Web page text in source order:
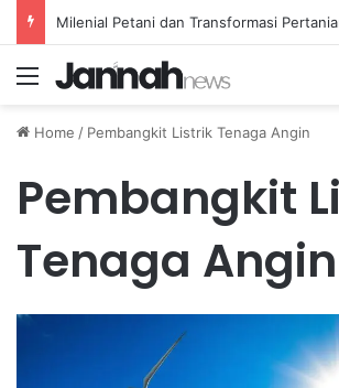
Menu
Home / Pembangkit Listrik Tenaga Angin
Pembangkit
Tenaga Angin